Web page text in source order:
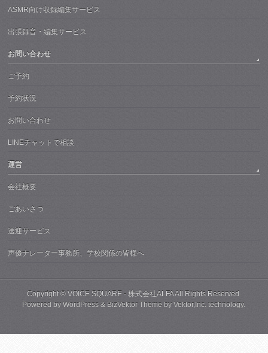
ASMR向け収録編集サービス
出張録音・編集サービス
お問い合わせ
ご予約
予約状況
お問い合わせ
LINEチャットで相談
運営
会社概要
ごあいさつ
送迎サービス
声優ナレーター事務所、学校関係の皆様へ
Copyright © VOICE SQUARE - 株式会社ALFAAll Rights Reserved.
Powered byWordPress & BizVektor Theme byVektor,Inc. technology.